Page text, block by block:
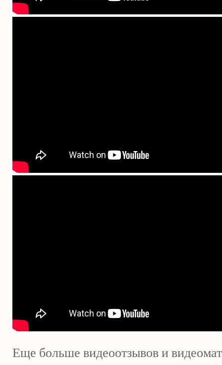
Еще больше видеоотзывов и